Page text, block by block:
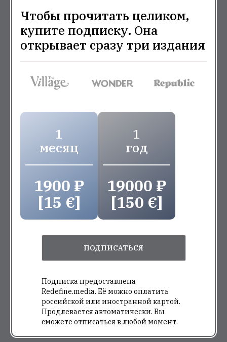
Чтобы прочитать целиком,
купите подписку. Она
открывает сразу три издания
1
месяц
1900 ₽
[15 €]
1
год
19000 ₽
[150 €]
ПОДПИСАТЬСЯ
Подписка предоставлена
Redefine.media. Её можно оплатить
российской или иностранной картой.
Продлевается автоматически. Вы
сможете отписаться в любой момент.